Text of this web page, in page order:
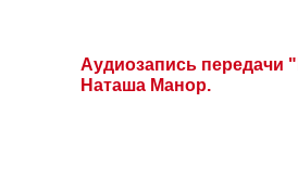
Аудиозапись передачи
Наташа Манор.